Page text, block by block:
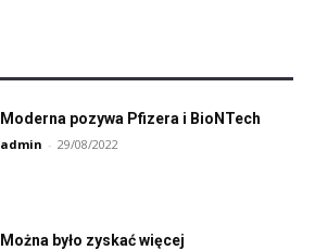
Moderna pozywa Pfizera i BioNTech
admin - 29/08/2022
Można było zyskać więcej